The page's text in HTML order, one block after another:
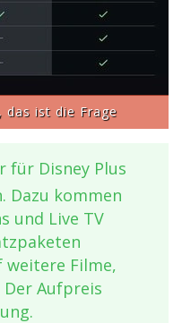
das ist die Frage
für Disney Plus
Dazu kommen
und Live TV
Filme,
Aufpreis